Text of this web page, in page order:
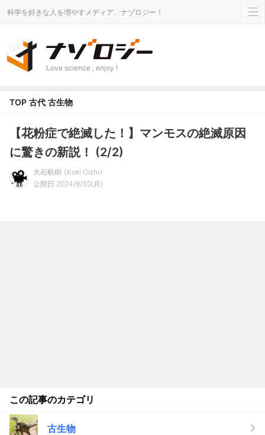
科学を好きな人を増やすメディア、ナゾロジー！
Love science , enjoy !
TOP 古代 古生物
【花粉症で絶滅した！】マンモスの絶滅原因
に驚きの新説！ (2/2)
大石航樹
Koki Oishi
公開日 2024/9/30(月)
この記事のカテゴリ
古生物